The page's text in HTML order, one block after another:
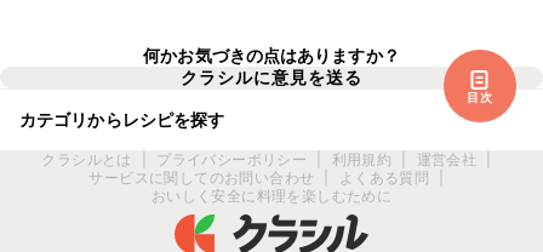
目次
何かお気づきの点はありますか？
クラシルに意見を送る
カテゴリからレシピを探す
クラシルとは プライバシーポリシー 利用規約 運営会社
サービスに関してのお問い合わせ
よくある質問
おいしく安全に料理を楽しむために